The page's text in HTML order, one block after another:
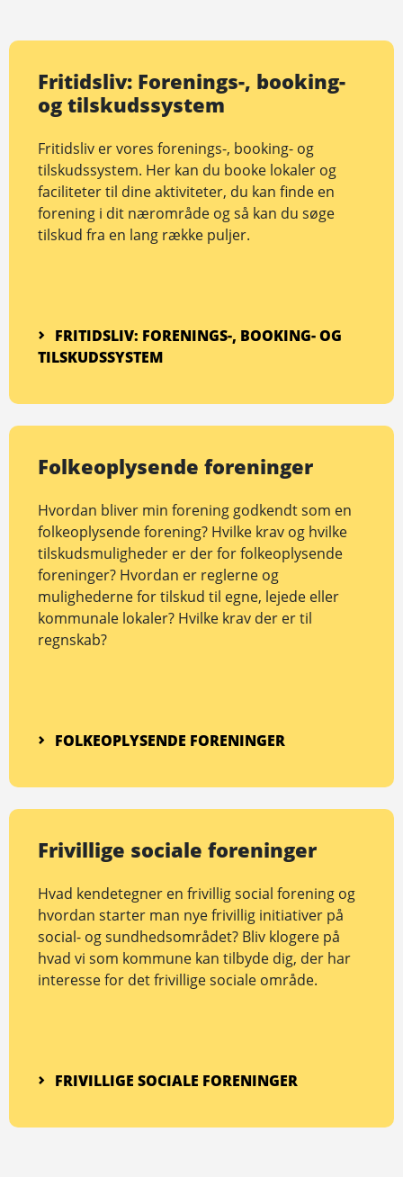
Fritidsliv: Forenings-, booking-
og tilskudssystem
Fritidsliv er vores forenings-, booking- og
tilskudssystem. Her kan du booke lokaler og
faciliteter til dine aktiviteter, du kan finde en
forening i dit nærområde og så kan du søge
tilskud fra en lang række puljer.
FRITIDSLIV: FORENINGS-, BOOKING- OG
TILSKUDSSYSTEM
Folkeoplysende foreninger
Hvordan bliver min forening godkendt som en
folkeoplysende forening? Hvilke krav og hvilke
tilskudsmuligheder er der for folkeoplysende
foreninger? Hvordan er reglerne og
mulighederne for tilskud til egne, lejede eller
kommunale lokaler? Hvilke krav der er til
regnskab?
FOLKEOPLYSENDE FORENINGER
Frivillige sociale foreninger
Hvad kendetegner en frivillig social forening og
hvordan starter man nye frivillig initiativer på
social- og sundhedsområdet? Bliv klogere på
hvad vi som kommune kan tilbyde dig, der har
interesse for det frivillige sociale område.
FRIVILLIGE SOCIALE FORENINGER